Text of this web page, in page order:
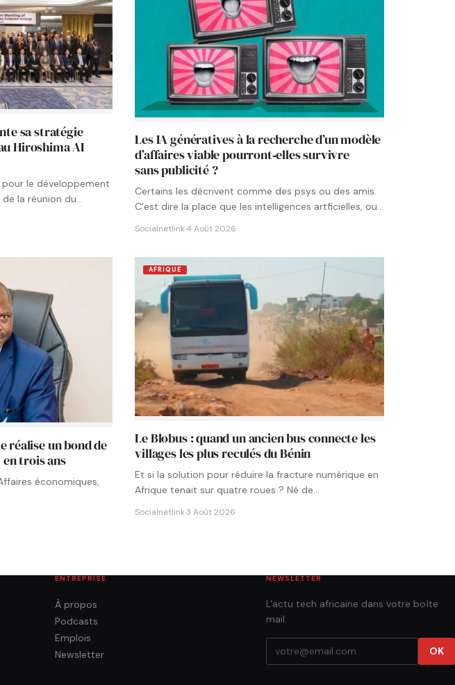
sa stratégie
Hiroshima AI
pour le développement
la réunion du
Les IA génératives à la recherche d’un modèle
d’affaires viable pourront‑elles survivre
sans publicité ?
Certains les décrivent comme des psys ou des amis.
C’est dire la place que les intelligences artficielles, ou…
Socialnetlink·4 Août 2026
réalise un bond de
en trois ans
économiques,
AFRIQUE
Le Blobus : quand un ancien bus connecte les
villages les plus reculés du Bénin
Et si la solution pour réduire la fracture numérique en
Afrique tenait sur quatre roues ? Né de…
Socialnetlink·3 Août 2026
ENTREPRISE
À propos
Podcasts
Emplois
Newsletter
NEWSLETTER
L'actu tech africaine dans votre boîte
mail.
OK